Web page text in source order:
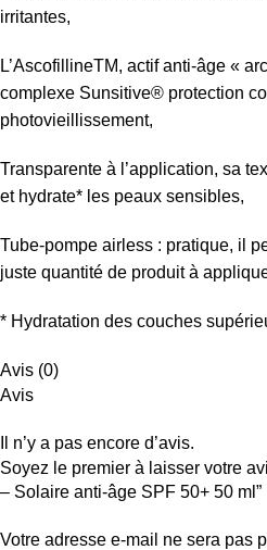
irritantes,
L’AscofillineTM, actif anti-âge «
complexe Sunsitive® protection
photovieillissement,
Transparente à l’application, sa
et hydrate* les peaux sensibles,
Tube-pompe airless : pratique, il
juste quantité de produit à
* Hydratation des couches
Avis (0)
Avis
Il n’y a pas encore d’avis.
Soyez le premier à laisser votre
– Solaire anti-âge SPF 50+ 50 ml”
Votre adresse e-mail ne sera pas